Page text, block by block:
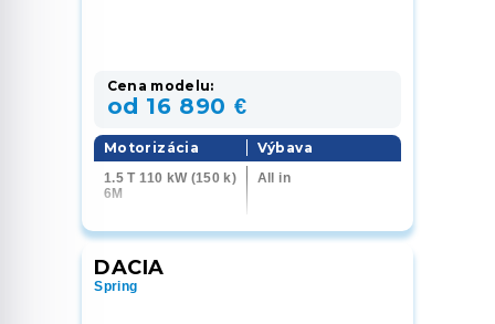
Cena modelu:
od 16 890 €
Motorizácia
1.5 T 110 kW (150 k)
6M
Výbava
All in
DACIA
Spring